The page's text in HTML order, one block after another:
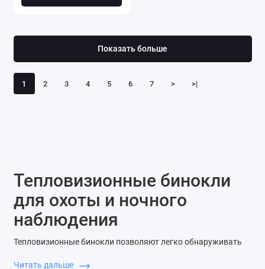
1 2 3 4 5 6 7 > >|
Показать больше
Тепловизионные бинокли
для охоты и ночного
наблюдения
Тепловизионные бинокли позволяют легко обнаруживать
Читать дальше